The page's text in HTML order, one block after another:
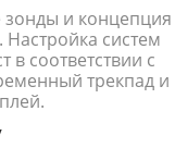
и концепция
Настройка систем
в соответствии с
трекпад и